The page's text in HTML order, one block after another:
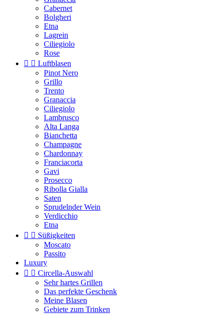
Cabernet
Bolgheri
Etna
Lagrein
Ciliegiolo
Rose
  Luftblasen
Pinot Nero
Grillo
Trento
Granaccia
Ciliegiolo
Lambrusco
Alta Langa
Bianchetta
Champagne
Chardonnay
Franciacorta
Gavi
Prosecco
Ribolla Gialla
Saten
Sprudelnder Wein
Verdicchio
Etna
  Süßigkeiten
Moscato
Passito
Luxury
  Circella-Auswahl
Sehr hartes Grillen
Das perfekte Geschenk
Meine Blasen
Gebiete zum Trinken